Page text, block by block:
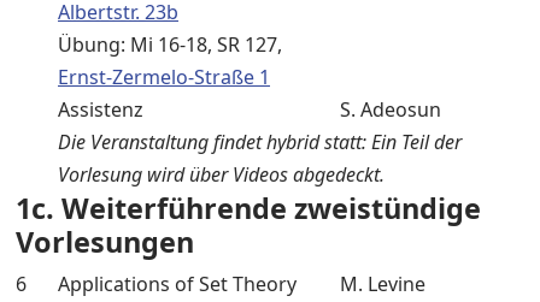
Albertstr. 23b
Übung: Mi 16-18, SR 127,
Ernst-Zermelo-Straße 1
Assistenz
S. Adeosun
Die Veranstaltung findet hybrid statt: Ein Teil der
Vorlesung wird über Videos abgedeckt.
1c. Weiterführende zweistündige
Vorlesungen
6
Applications of Set Theory
M. Levine